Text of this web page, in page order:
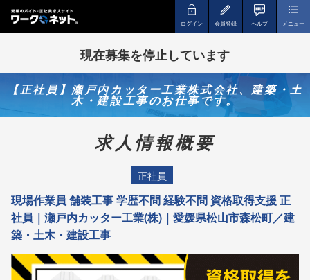
ログイン 会員登録 ヘルプ メニュー
現在募集を停止しています
【正社員】瀬戸内カッター工業株式会社、建築・土
木・建設工事のお仕事です。
求人情報概要
正社員
現場作業員 舗装工事 学歴不問 経験不問 資格取得支援 正
社員｜瀬戸内カッター工業(株)｜愛媛県松山市森松町／建
築・土木・建設工事